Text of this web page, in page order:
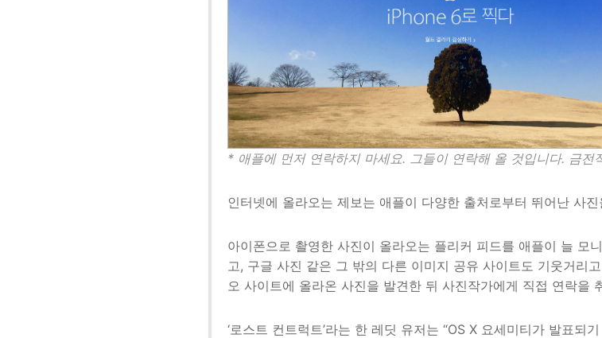
* 애플에 먼저 연락하지 마세요. 그들이 연락해 올 것입니다. 금전
인터넷에 올라오는 제보는 애플이 다양한 출처로부터 뛰어난 사
아이폰으로 촬영한 사진이 올라오는 플리커 피드를 애플이 늘 모
고, 구글 사진 같은 그 밖의 다른 이미지 공유 사이트도 기웃거리
오 사이트에 올라온 사진을 발견한 뒤 사진작가에게 직접 연락을
‘로스트 컨트럭트’라는 한 레딧 유저는 “OS X 요세미티가 발표되